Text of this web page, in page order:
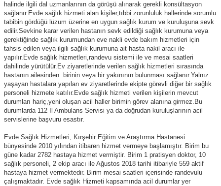
halinde ilgili dal uzmanlarının da görüşü alınarak gerekli konsültasyon
sağlanır.Evde sağlık hizmeti alan kişiler,tıbbi zorunluluk hallerinde sorumlu
tabibin gördüğü lüzum üzerine en uygun sağlık kurum ve kuruluşuna sevk
edilir.Sevkine karar verilen hastanın sevk edildiği sağlık kurumuna veya
gerektiğinde sağlık kurumundan eve nakli evde bakım hizmetleri için
tahsis edilen veya ilgili sağlık kurumuna ait hasta nakil aracı ile
yapılır.Evde sağlık hizmetleri,randevu sistemi ile ve mesai saatleri
dahilinde yürütülür.Ev ziyaretlerinde verilen sağlık hizmetleri sırasında
hastanın ailesinden birinin veya bir yakınının bulunması sağlanır.Yalnız
yaşayan hastalara yapılan ev ziyaretlerinde ekipte görevli diğer bir sağlık
personeli hizmete katılır.Evde sağlık hizmeti verilen kişilerin mevcut
durumları hariç,yeni oluşan acil haller birimin görev alanına girmez.Bu
durumlarda 112 İl Ambulans Servisi ya da doğrudan kuruluşlarının acil
servislerine başvuru esastır.
Evde Sağlık Hizmetleri, Kırşehir Eğitim ve Araştırma Hastanesi
bünyesinde 2010 yılından itibaren hizmet vermeye başlamıştır. Birim bu
güne kadar 2782 hastaya hizmet vermiştir. Birim 1 pratisyen doktor, 10
sağlık personeli, 2 ekip aracı ile Ağustos 2018 tarihi itibariyle 559 aktif
hastaya hizmet vermektedir. Birim mesai saatleri içerisinde randevulu
çalışmaktadır. Evde sağlık Hizmeti kapsamında acil durumlar yer